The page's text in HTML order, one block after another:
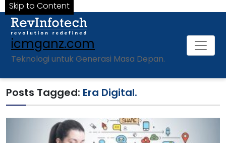
Skip to Content
icmganz.com
Teknologi untuk Generasi Masa Depan.
Posts Tagged: Era Digital.